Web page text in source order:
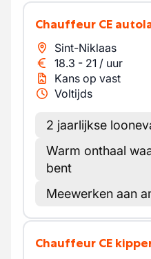
Chauffeur CE
Sint-Niklaas
18.3 - 21 / uur
Kans op vast
Voltijds
2 jaarlijkse
Warm onthaal
bent
Meewerken aan
Chauffeur CE